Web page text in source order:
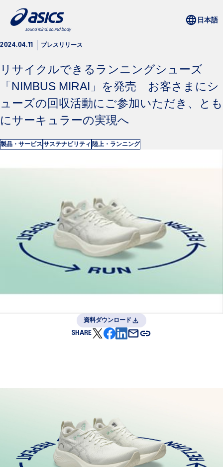
2024.04.11 プレスリリース
リサイクルできるランニングシューズ
「NIMBUS MIRAI」を発売 お客さまにシ
ューズの回収活動にご参加いただき、とも
にサーキュラーの実現へ
製品・サービス サステナビリティ 陸上・ランニング
資料ダウンロード
SHARE